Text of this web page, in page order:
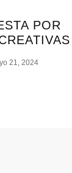
POR
21, 2024